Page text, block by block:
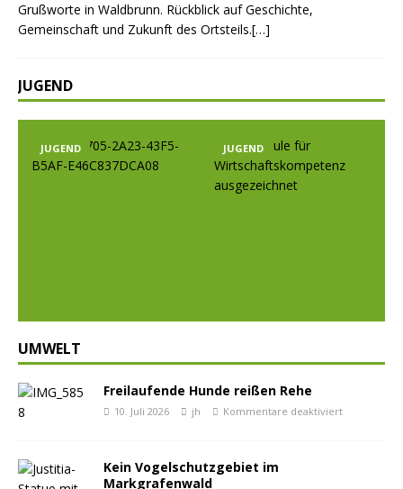
Grußworte in Waldbrunn. Rückblick auf Geschichte,
Gemeinschaft und Zukunft des Ortsteils.[…]
JUGEND
JUGEND JUGEND
UMWELT
Freilaufende Hunde reißen Rehe
10. Juli 2026 jh Kommentare deaktiviert
Kein Vogelschutzgebiet im
Markgrafenwald